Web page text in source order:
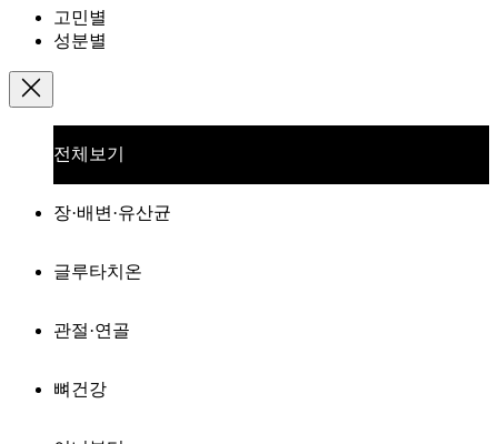
고민별
성분별
전체보기
장·배변·유산균
글루타치온
관절·연골
뼈건강